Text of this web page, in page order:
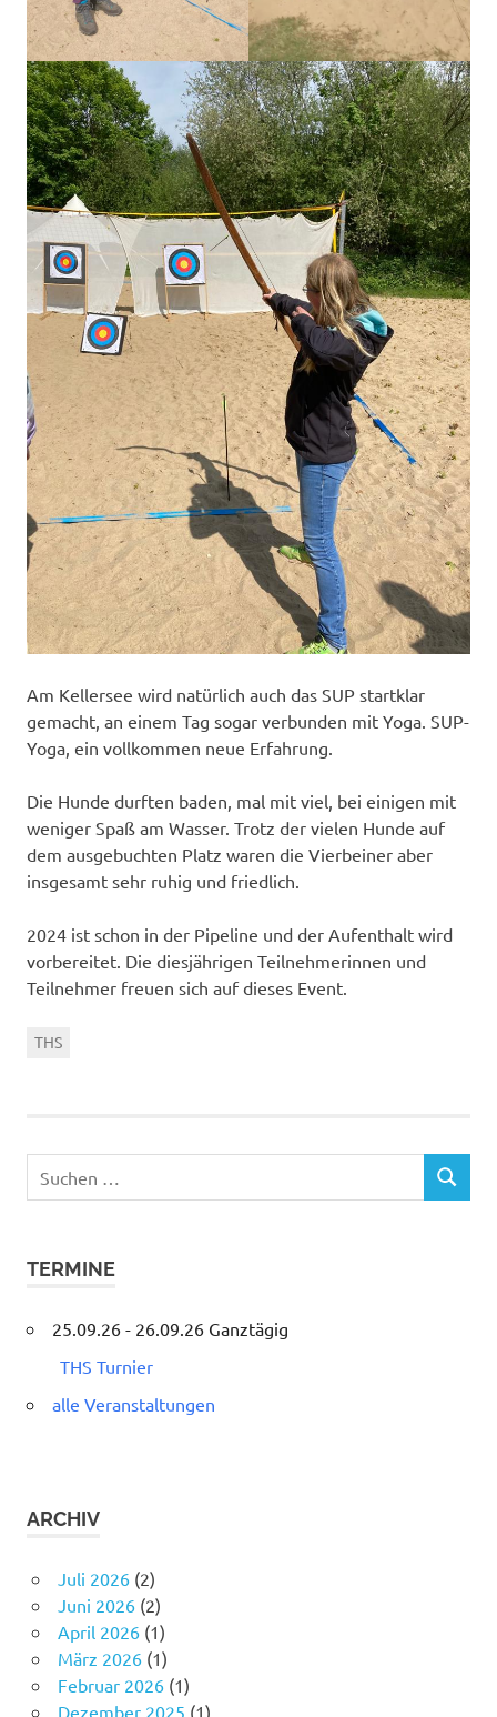
Am Kellersee wird natürlich auch das SUP startklar
gemacht, an einem Tag sogar verbunden mit Yoga. SUP-
Yoga, ein vollkommen neue Erfahrung.
Die Hunde durften baden, mal mit viel, bei einigen mit
weniger Spaß am Wasser. Trotz der vielen Hunde auf
dem ausgebuchten Platz waren die Vierbeiner aber
insgesamt sehr ruhig und friedlich.
2024 ist schon in der Pipeline und der Aufenthalt wird
vorbereitet. Die diesjährigen Teilnehmerinnen und
Teilnehmer freuen sich auf dieses Event.
THS
nach:
SUCHEN
TERMINE
25.09.26 - 26.09.26 Ganztägig
THS Turnier
alle Veranstaltungen
ARCHIV
Juli 2026(2)
Juni 2026(2)
April 2026(1)
März 2026(1)
Februar 2026(1)
Dezember 2025 (1)